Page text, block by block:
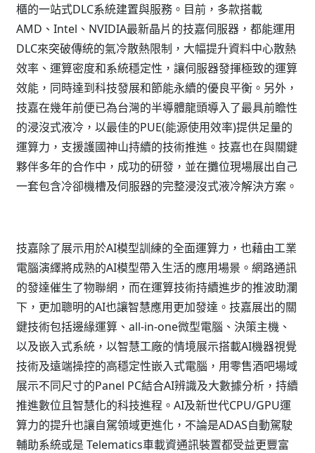
櫃的一站式DLC系統建置與服務。目前，多款搭載
AMD、Intel、NVIDIA最新晶片的技嘉伺服器，都能運用
DLC來突破傳統的氣冷散熱限制，大幅提升資料中心散熱
效率、運算密度和系統穩定性，讓伺服器發揮極致的運算
效能，同時達到科技發展和節能永續的優良平衡。另外，
技嘉在幾年前便已為台灣的半導體龍頭導入了最具前瞻性
的浸沒式液冷，以最佳的PUE(能源使用效率)提供足量的
運算力，支援護國神山持續的技術推進。技嘉也在與關鍵
夥伴多年的合作中，成功的研發，並在攤位現場展出自己
一套包含冷卻機槽及伺服器的完整浸沒式液冷解決方案。
技嘉除了展示用於AI模型訓練的全面運算力，也藉由工業
電腦演繹將成熟的AI模型帶入生活的應用場景。網路通訊
的發達催生了物聯網，而在運算技術持續進步的推波助瀾
下，更加聰明的AI也讓智慧應用更加發達。技嘉展出的關
鍵技術包括邊緣運算、all-in-one微型電腦、決策主機、
以及嵌入式系統，以智慧工廠的情境展示搭載AI機器視覺
技術及遠端操控的高穩定性嵌入式電腦，用零售酒吧場域
展示不同尺寸的Panel PC結合AI辨識及大數據分析，持續
推進數位且智慧化的科技進程。AI及新世代CPU/GPU運
算力的提升也讓自駕領域更進化，不論是ADAS自動駕駛
輔助系統或是 Telematics車載資通訊裝置都受益更豐富